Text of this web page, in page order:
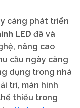
càng phát triển
LED đã và
nâng cao
cầu ngày càng
dụng trong nhà
trí, màn hình
thiếu trong